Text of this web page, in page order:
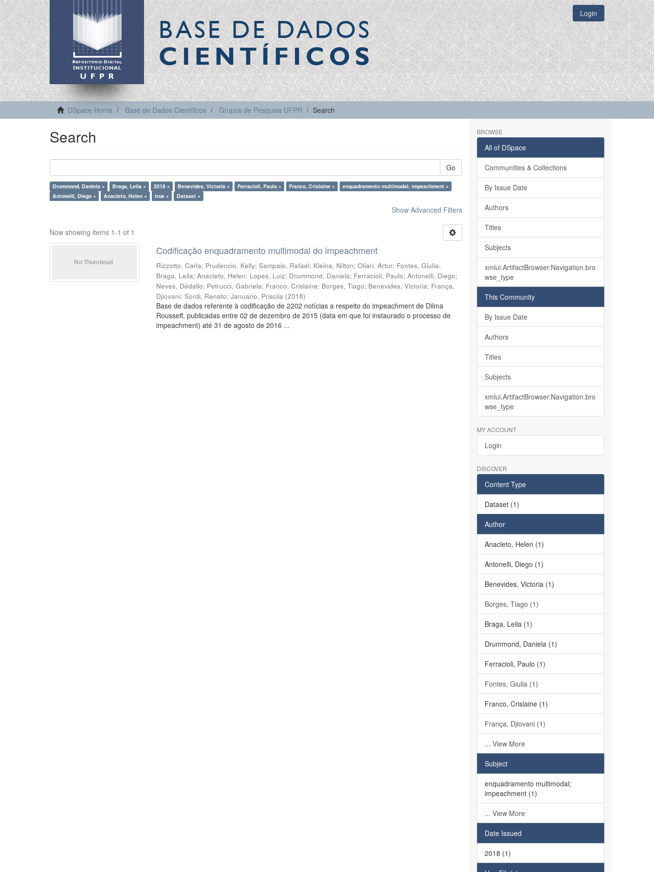
BASE DE DADOS
CIENTÍFICOS
Login
DSpace Home Base de Dados Científicos Grupos de Pesquisa UFPR Search
Search
Go
Drummond, Daniela × Braga, Leila × 2018 × Benevides, Victoria × Ferracioli, Paulo × Franco, Crislaine ×
enquadramento multimodal; impeachment ×
Antonelli, Diego ×
Anacleto, Helen × true × Dataset ×
Show Advanced Filters
Now showing items 1-1 of 1
Codificação enquadramento multimodal do impeachment
Rizzotto, Carla; Prudencio, Kelly;Sampaio, Rafael; Kleina, Nilton;Oliari, Artur; Fontes, Giulia;
Braga, Leila;Anacleto, Helen; Lopes, Luiz; Drummond, Daniela; Ferracioli, Paulo;Antonelli, Diego;
Neves, Dédallo; Petrucci, Gabriela; Franco, Crislaine; Borges, Tiago; Benevides, Victoria; França,
Djiovani;Sordi, Renato;Januario, Priscila (2018)
Base de dados referente à codificação de 2202 notícias a respeito do impeachment de Dilma
Rousseff, publicadas entre 02 de dezembro de 2015 (data em que foi instaurado o processo de
impeachment) até 31 de agosto de 2016 ...
BROWSE
All of DSpace
Communities & Collections
By Issue Date
Authors
Titles
Subjects
xmlui.ArtifactBrowser.Navigation.bro
wse_type
This Community
By Issue Date
Authors
Titles
Subjects
xmlui.ArtifactBrowser.Navigation.bro
wse_type
MY ACCOUNT
Login
DISCOVER
Content Type
Dataset (1)
Author
Anacleto, Helen (1)
Antonelli, Diego (1)
Benevides, Victoria (1)
Borges, Tiago (1)
Braga, Leila (1)
Drummond, Daniela (1)
Ferracioli, Paulo (1)
Fontes, Giulia (1)
Franco, Crislaine (1)
França, Djiovani (1)
... View More
Subject
enquadramento multimodal;
impeachment (1)
... View More
Date Issued
2018 (1)